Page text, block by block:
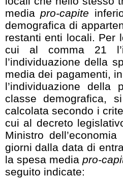
mediapro-capite
demografica di
restanti enti locali. Per
cui al comma 21
l’individuazione della
media dei pagamenti,
l’individuazione della
classe demografica,
calcolata secondo i
cui al decreto
Ministro
giorni dalla data di
la spesa media pro-
seguito indicate: